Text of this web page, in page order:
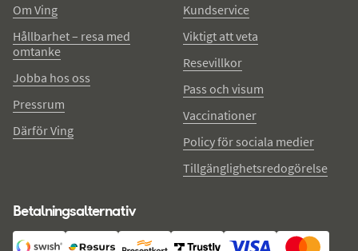
Om Ving
Hållbarhet – resa med
omtanke
Jobba hos oss
Pressrum
Därför Ving
Kundservice
Viktigt att veta
Resevillkor
Pass och visum
Vaccinationer
Policy för sociala medier
Tillgänglighetsredogörelse
Betalningsalternativ